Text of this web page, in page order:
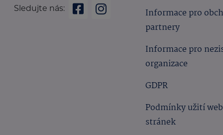
Sledujte nás:
Informace pro
partnery
Informace pro
organizace
GDPR
Podmínky užití
stránek